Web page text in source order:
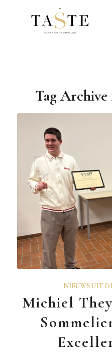
Tag
NIEUWS UIT
Michiel